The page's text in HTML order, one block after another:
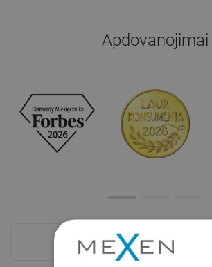
Apdovanojimai
Atskaitykite daugiau